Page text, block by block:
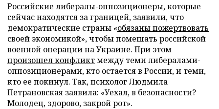
Российские либералы-оппозиционеры, которые
сейчас находятся за границей, заявили, что
демократические страны «обязаны пожертвовать
своей экономикой», чтобы помешать российской
военной операции на Украине. При этом
произошел конфликтмежду теми либералами-
оппозиционерами, кто остается в России, и теми,
кто ее покинул. Так, психолог Людмила
Петрановская заявила: «Уехал, в безопасности?
Молодец, здорово, закрой рот».